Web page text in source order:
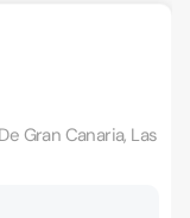
Gran Canaria, Las